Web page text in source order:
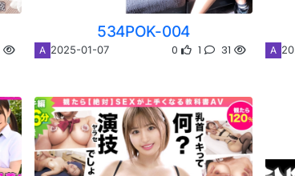
534POK-004
A 2025-01-07 0 1 31 A